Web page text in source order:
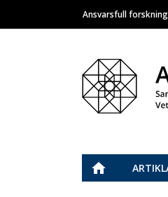
Main
Ansvarsfull forskning
ETUSIVU